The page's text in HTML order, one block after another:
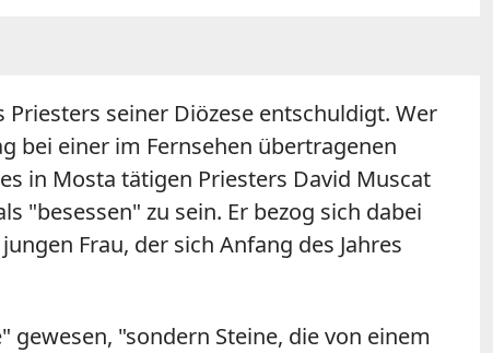
seiner Diözese entschuldigt. Wer
bei einer im Fernsehen übertragenen
in Mosta tätigen Priesters David Muscat
"besessen" zu sein. Er bezog sich dabei
Frau, der sich Anfang des Jahres
"sondern Steine, die von einem